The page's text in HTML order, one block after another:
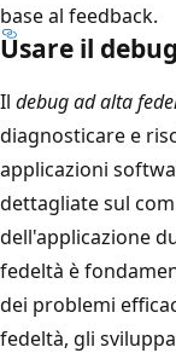
base al feedback.
Usare il
Il debug ad alta
diagnosticare e
applicazioni
dettagliate sul
dell'applicazione
fedeltà è
dei problemi
fedeltà, gli